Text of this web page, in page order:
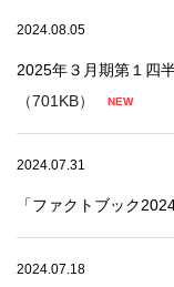
2024.08.05
2025年３月期第１四
（701KB）
2024.07.31
「ファクトブック
2024.07.18